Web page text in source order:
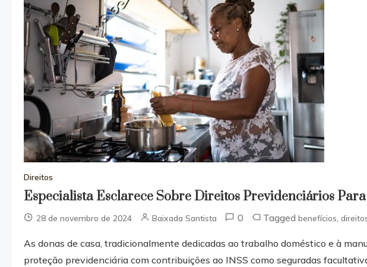
Direitos
Especialista Esclarece Sobre Direitos Previdenciários
28 de novembro de 2024 Baixada Santista 0 Tagged benefícios
As donas de casa, tradicionalmente dedicadas ao trabalho doméstico e à
proteção previdenciária com contribuições ao INSS como seguradas